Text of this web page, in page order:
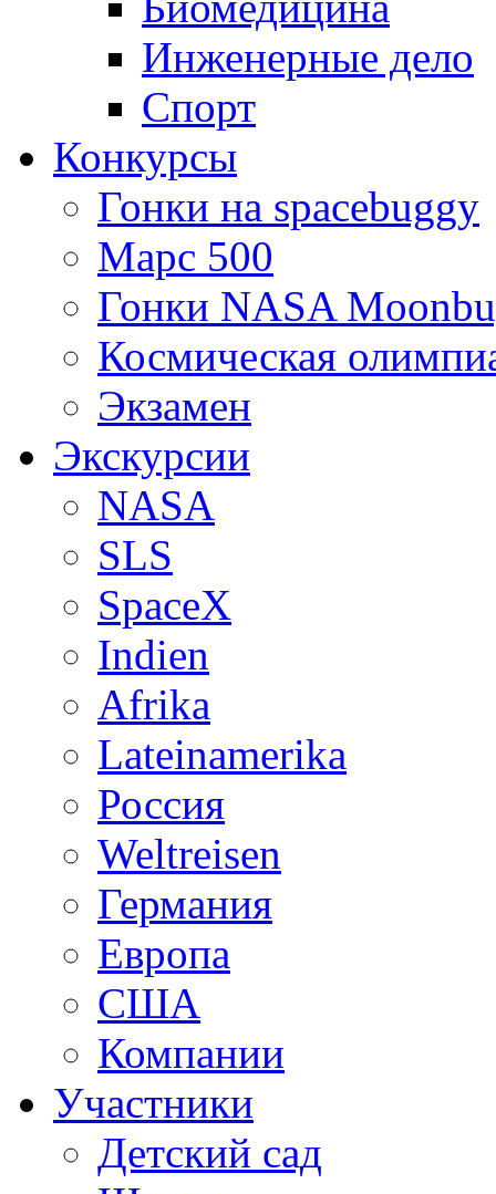
Инженерные дело
Спорт
Конкурсы
Гонки на spacebuggy
Марс 500
Гонки NASA
Космическая
Экзамен
Экскурсии
NASA
SLS
SpaceX
Indien
Afrika
Lateinamerika
Россия
Weltreisen
Германия
Европа
США
Компании
Участники
Детский сад